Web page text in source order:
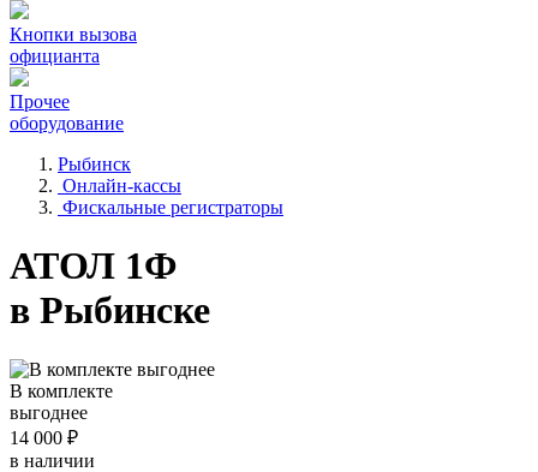
Кнопки вызова
официанта
Прочее
оборудование
Рыбинск
Онлайн-кассы
Фискальные регистраторы
АТОЛ 1Ф
в Рыбинске
В комплекте
выгоднее
14 000 ₽
в наличии